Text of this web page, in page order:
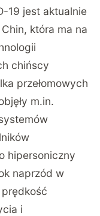
19 jest aktualnie
która ma na
chińscy
przełomowych
m.in.
hipersoniczny
naprzód w
prędkość
i